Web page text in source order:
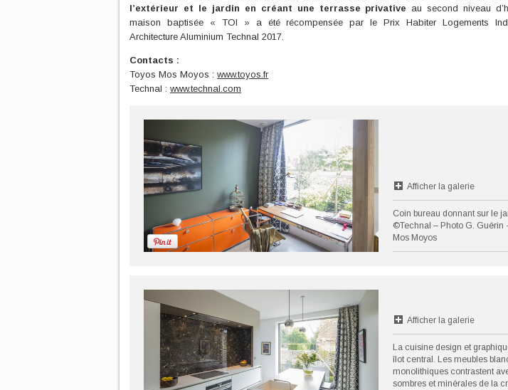
l’extérieur et le jardin en créant une terrasse privative au second niveau
maison baptisée « TOI » a été récompensée par le Prix Habiter Logements
Architecture Aluminium Technal 2017.
Contacts :
Toyos Mos Moyos : www.toyos.fr
Technal : www.technal.com
Afficher la galerie
Coin bureau donnant sur le
©Technal – Photo G. Guérin
Mos Moyos
Afficher la galerie
La cuisine design et
îlot central. Les meubles
monolithiques contrastent
sombres et minérales de la